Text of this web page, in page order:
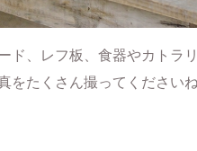
ド、レフ板、食器やカトラ
をたくさん撮ってくださいね